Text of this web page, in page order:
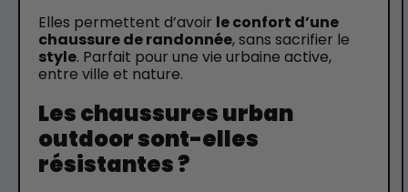
Elles permettent d’avoir le confort d’une
chaussure de randonnée, sans sacrifier le
style. Parfait pour une vie urbaine active,
entre ville et nature.
Les chaussures urban
outdoor sont-elles
résistantes ?